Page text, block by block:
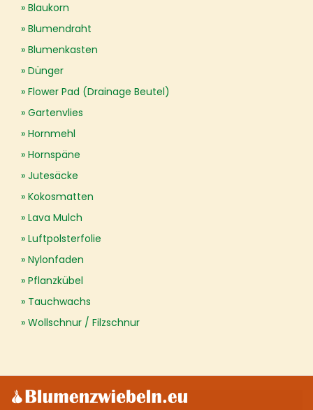
Blaukorn
Blumendraht
Blumenkasten
Dünger
Flower Pad (Drainage Beutel)
Gartenvlies
Hornmehl
Hornspäne
Jutesäcke
Kokosmatten
Lava Mulch
Luftpolsterfolie
Nylonfaden
Pflanzkübel
Tauchwachs
Wollschnur / Filzschnur